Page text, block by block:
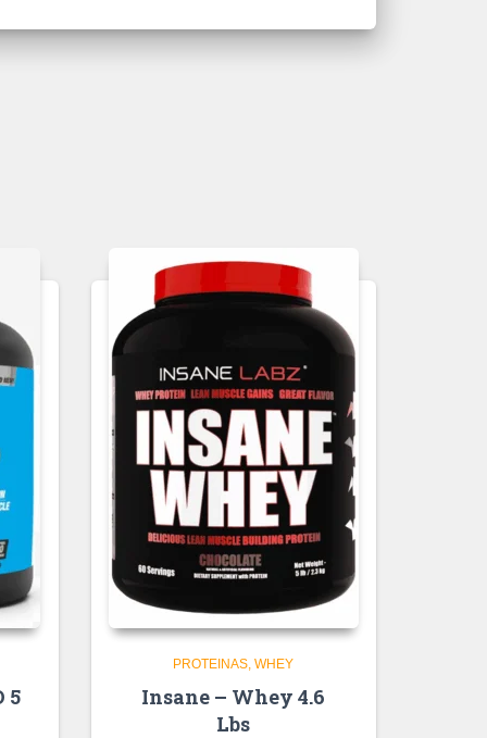
5
PROTEINAS WHEY
Insane – Whey 4.6
Lbs